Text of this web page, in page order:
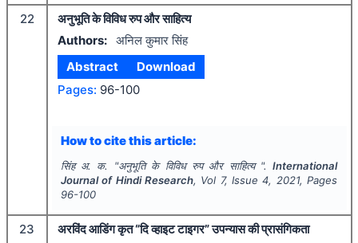
22
अनुभूति के विविध रुप और साहित्य
Authors: अनिल कुमार सिंह
Abstract
Download
Pages: 96-100
How to cite this article:
सिंह अ. क. "अनुभूति के विविध रुप और साहित्य ".International
Journal of Hindi Research, Vol 7, Issue4, 2021, Pages
96-100
23
अरविंद आडिंग कृत “दि व्हाइट टाइगर” उपन्यास की प्रासंगिकता